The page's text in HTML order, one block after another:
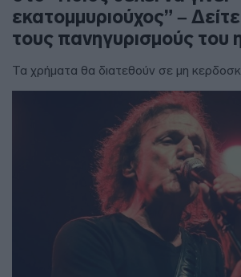
εκατομμυριούχος” –
τους πανηγυρισμούς του
Τα χρήματα θα διατεθούν σε μη